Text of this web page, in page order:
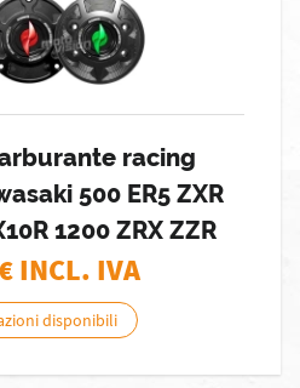
racing
500 ER5 ZXR
1200 ZRX ZZR
INCL. IVA
disponibili